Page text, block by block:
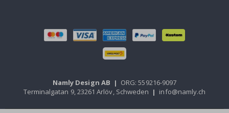
Namly Design AB | ORG: 559216-9097
Terminalgatan 9, 23261 Arlöv, Schweden | info@namly.ch